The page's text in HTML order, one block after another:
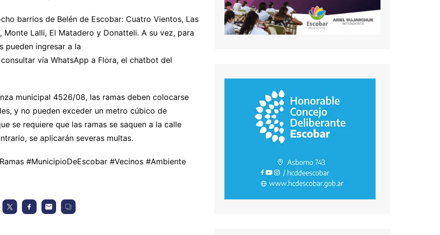
barrios de Belén de Escobar: Cuatro Vientos, Las
Monte Lalli, El Matadero y Donatteli. A su vez, para
pueden ingresar a la
vía WhatsApp a Flora, el chatbot del
municipal 4526/08, las ramas deben colocarse
y no pueden exceder un metro cúbico de
se requiere que las ramas se saquen a la calle
se aplicarán severas multas.
#MunicipioDeEscobar #Vecinos #Ambiente